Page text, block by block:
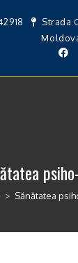
Strada
> Sănătatea